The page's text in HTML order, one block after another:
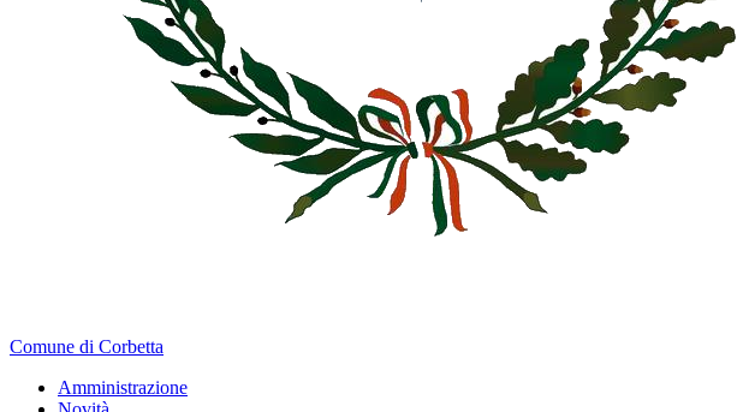
Comune di Corbetta
Amministrazione